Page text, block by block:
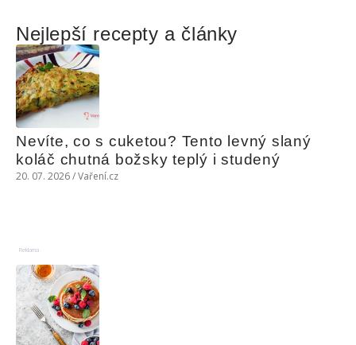
Nejlepší recepty a články
Nevíte, co s cuketou? Tento levný slaný
koláč chutná božsky teplý i studený
20. 07. 2026 / Vaření.cz
Reklama